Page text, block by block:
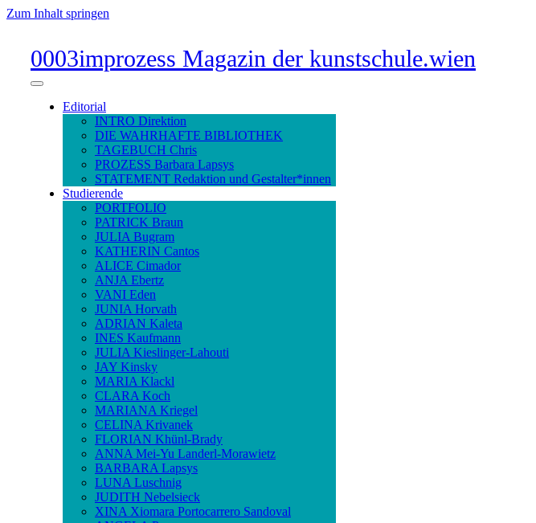
Zum Inhalt springen
0003improzess Magazin der kunstschule.wien
Menü
umschaltenEditorial
INTRO Direktion
DIE WAHRHAFTE BIBLIOTHEK
TAGEBUCH Chris
PROZESS Barbara Lapsys
STATEMENT Redaktion und Gestalter*innen
Studierende
PORTFOLIO
PATRICK Braun
JULIA Bugram
KATHERIN Cantos
ALICE Cimador
ANJA Ebertz
VANI Eden
JUNIA Horvath
ADRIAN Kaleta
INES Kaufmann
JULIA Kieslinger-Lahouti
JAY Kinsky
MARIA Klackl
CLARA Koch
MARIANA Kriegel
CELINA Krivanek
FLORIAN Khünl-Brady
ANNA Mei-Yu Landerl-Morawietz
BARBARA Lapsys
LUNA Luschnig
JUDITH Nebelsieck
XINA Xiomara Portocarrero Sandoval